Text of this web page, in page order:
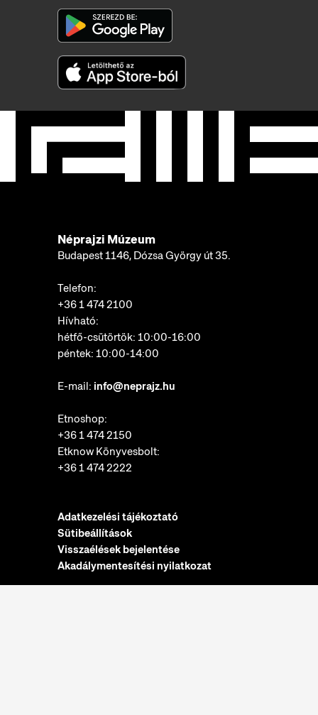
Néprajzi Múzeum
Budapest 1146, Dózsa György út 35.
Telefon:
+36 1 474 2100
Hívható:
hétfő-csütörtök: 10:00-16:00
péntek: 10:00-14:00
E-mail: info@neprajz.hu
Etnoshop:
+36 1 474 2150
Etknow Könyvesbolt:
+36 1 474 2222
Adatkezelési tájékoztató
Sütibeállítások
Visszaélések bejelentése
Akadálymentesítési nyilatkozat